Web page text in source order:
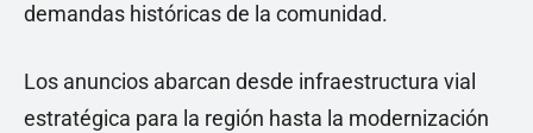
demandas históricas de la comunidad.
Los anuncios abarcan desde infraestructura vial
estratégica para la región hasta la modernización